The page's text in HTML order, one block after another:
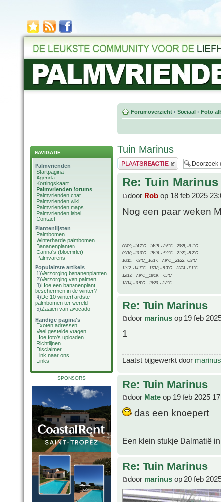
NAVIGATIE
Palmvrienden
Startpagina
Agenda
Kortingskaart
Palmvrienden forums
Palmvrienden chat
Palmvrienden wiki
Palmvrienden maps
Palmvrienden label
Contact
Plantenlijsten
Palmbomen
Winterharde palmbomen
Bananenplanten
Canna's (bloemriet)
Palmvarens
Populairste artikels
1)Verzorging bananenplanten
2)Verzorging van palmen
3)Hoe een bananenplant
beschermen in de winter?
4)De 10 winterhardste
palmbomen ter wereld
5)Zaaien van avocado
Handige pagina's
Exoten adressen
Veel gestelde vragen
Hoe foto's uploaden
Richtlijnen
Disclaimer
Link naar ons
Links
SPONSORS
Forumoverzicht ‹ Sociaal ‹ Foto
Tuin Marinus
Plaats een reactie
Re: Tuin Marinus
door Rob op 18 feb 2025
Nog een paar weken
08/09, -14.7°C__14/15, - 3.6°C__20/21, -9.1°C
09/10, -10.0°C__15/16, - 5.9°C__21/22, -5.2°C
10/11, - 7.9°C__16/17, - 7.9°C__21/22, -6.9°C
11/12, -14.7°C__17/18, - 8.3°C__22/23, -7.1°C
12/13, - 7.9°C__18/19, - 7.5°C
13/14, - 0.8°C__19/20, - 2.8°C
Re: Tuin Marinus
door marinus op 19 feb
1
Laatst bijgewerkt door marinus
Re: Tuin Marinus
door Mate op 19 feb 2025
das een knoepert
Een klein stukje Dalmatië
Re: Tuin Marinus
door marinus op 20 feb